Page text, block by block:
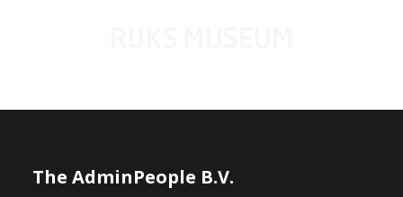
The AdminPeople B.V.